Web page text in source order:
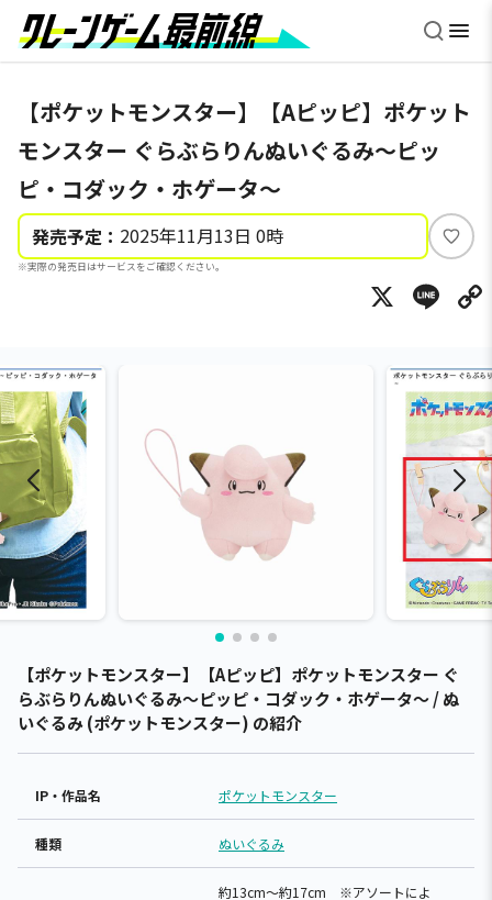
【ポケットモンスター】【Aピッピ】ポケット
モンスター ぐらぶらりんぬいぐるみ～ピッ
ピ・コダック・ホゲータ～
発売予定： 2025年11月13日 0時
※実際の発売日はサービスをご確認ください。
い
ね
X
【ポケットモンスター】【Aピッピ】ポケットモンスター ぐ
らぶらりんぬいぐるみ～ピッピ・コダック・ホゲータ～ / ぬ
いぐるみ (ポケットモンスター) の紹介
IP・作品名 ポケットモンスター
種類 ぬいぐるみ
約13cm～約17cm ※アソートによ